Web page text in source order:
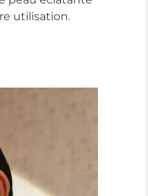
utilisation.